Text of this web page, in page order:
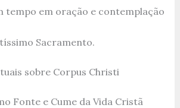
tempo em oração e contemplação
Sacramento.
sobre Corpus Christi
Fonte e Cume da Vida Cristã